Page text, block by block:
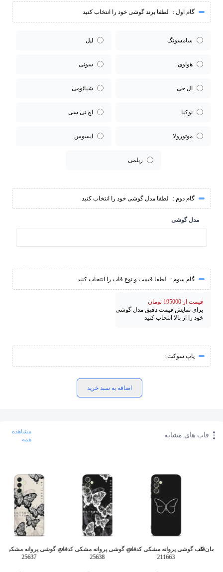
گام اول : لطفا برند گوشی خود را انتخاب کنید
سامسونگ اپل
هواوی سونی
ال جی شیائومی
نوکیا اچ تی سی
موتورولا ایسوس
ریلمی
گام دوم : لطفا مدل گوشی خود را انتخاب کنید
مدل گوشی
گام سوم : لطفا قیمت و نوع قاب را انتخاب کنید
قیمت از 195000 تومان
برای نمایش قیمت دقیق مدل گوشی
خود را از بالا انتخاب کنید
پاپ سوکت :
اضافه به سبد خرید
قاب های مشابه
مشاهده
همه
آسمان کد
قاب گوشی پروانه مشکی کد gs-
211663
قاب گوشی پروانه مشکی کد gs-
25638
25637